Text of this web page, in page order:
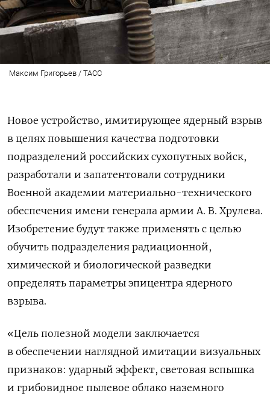
Максим Григорьев / ТАСС
Новое устройство, имитирующее ядерный взрыв
в целях повышения качества подготовки
подразделений российских сухопутных войск,
разработали и запатентовали сотрудники
Военной академии материально-технического
обеспечения имени генерала армии А. В. Хрулева.
Изобретение будут также применять с целью
обучить подразделения радиационной,
химической и биологической разведки
определять параметры эпицентра ядерного
взрыва.
«Цель полезной модели заключается
в обеспечении наглядной имитации визуальных
признаков: ударный эффект, световая вспышка
и грибовидное пылевое облако наземного